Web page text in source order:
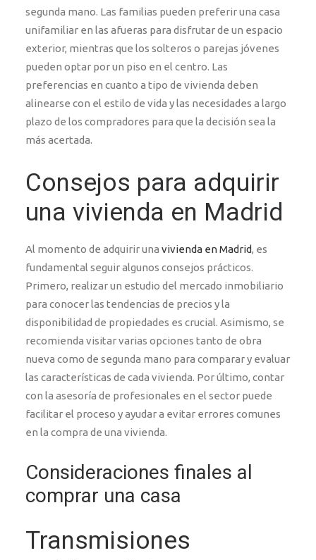
segunda mano. Las familias pueden preferir una casa
unifamiliar en las afueras para disfrutar de un espacio
exterior, mientras que los solteros o parejas jóvenes
pueden optar por un piso en el centro. Las
preferencias en cuanto a tipo de vivienda deben
alinearse con el estilo de vida y las necesidades a largo
plazo de los compradores para que la decisión sea la
más acertada.
Consejos para adquirir
una vivienda en Madrid
Al momento de adquirir una vivienda en Madrid, es
fundamental seguir algunos consejos prácticos.
Primero, realizar un estudio del mercado inmobiliario
para conocer las tendencias de precios y la
disponibilidad de propiedades es crucial. Asimismo, se
recomienda visitar varias opciones tanto de obra
nueva como de segunda mano para comparar y evaluar
las características de cada vivienda. Por último, contar
con la asesoría de profesionales en el sector puede
facilitar el proceso y ayudar a evitar errores comunes
en la compra de una vivienda.
Consideraciones finales al
comprar una casa
Transmisiones